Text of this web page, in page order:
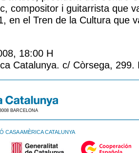
compositor i guitarrista que
en el Tren de la Cultura que
18:00 H
Catalunya. c/ Còrsega, 299.
BARCELONA
CASA AMÈRICA CATALUNYA